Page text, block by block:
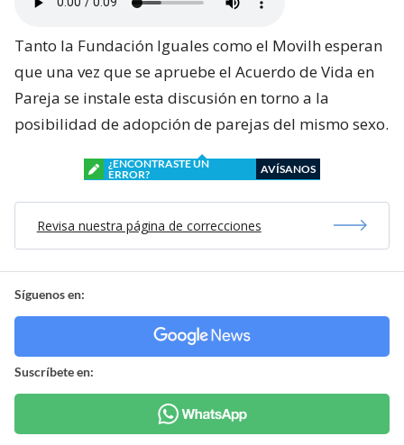
Tanto la Fundación Iguales como el Movilh esperan
que una vez que se apruebe el Acuerdo de Vida en
Pareja se instale esta discusión en torno a la
posibilidad de adopción de parejas del mismo sexo.
¿ENCONTRASTE UN
ERROR?
AVÍSANOS
Revisa nuestra página de correcciones
Síguenos en:
Suscríbete en: